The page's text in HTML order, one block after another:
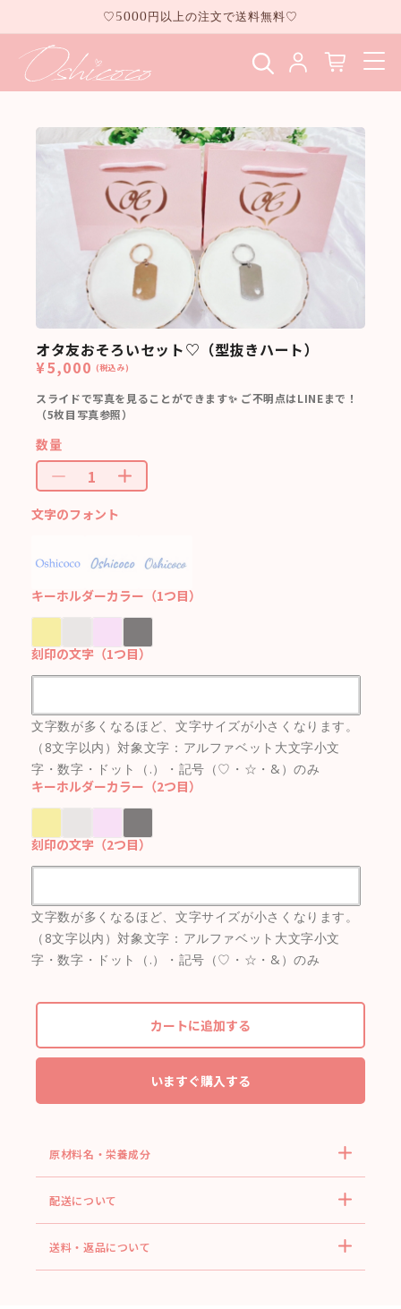
進む
♡5000円以上の注文で送料無料♡
オタ友おそろいセット♡（型抜きハート）
¥5,000 (税込み)
スライドで写真を見ることができます✨ ご不明点はLINEまで！
（5枚目写真参照）
数量
文字のフォント
キーホルダーカラー（1つ目）
刻印の文字（1つ目）
文字数が多くなるほど、文字サイズが小さくなります。
（8文字以内）対象文字：アルファベット大文字小文
字・数字・ドット（.）・記号（♡・☆・&）のみ
キーホルダーカラー（2つ目）
刻印の文字（2つ目）
文字数が多くなるほど、文字サイズが小さくなります。
（8文字以内）対象文字：アルファベット大文字小文
字・数字・ドット（.）・記号（♡・☆・&）のみ
カートに追加する
いますぐ購入する
原材料名・栄養成分
配送について
送料・返品について